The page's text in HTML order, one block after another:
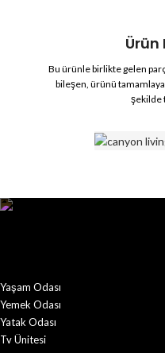
Ürün
Bu ürünle birlikte gelen
bileşen, ürünü
şekilde
Yaşam Odası
Yemek Odası
Yatak Odası
Tv Ünitesi